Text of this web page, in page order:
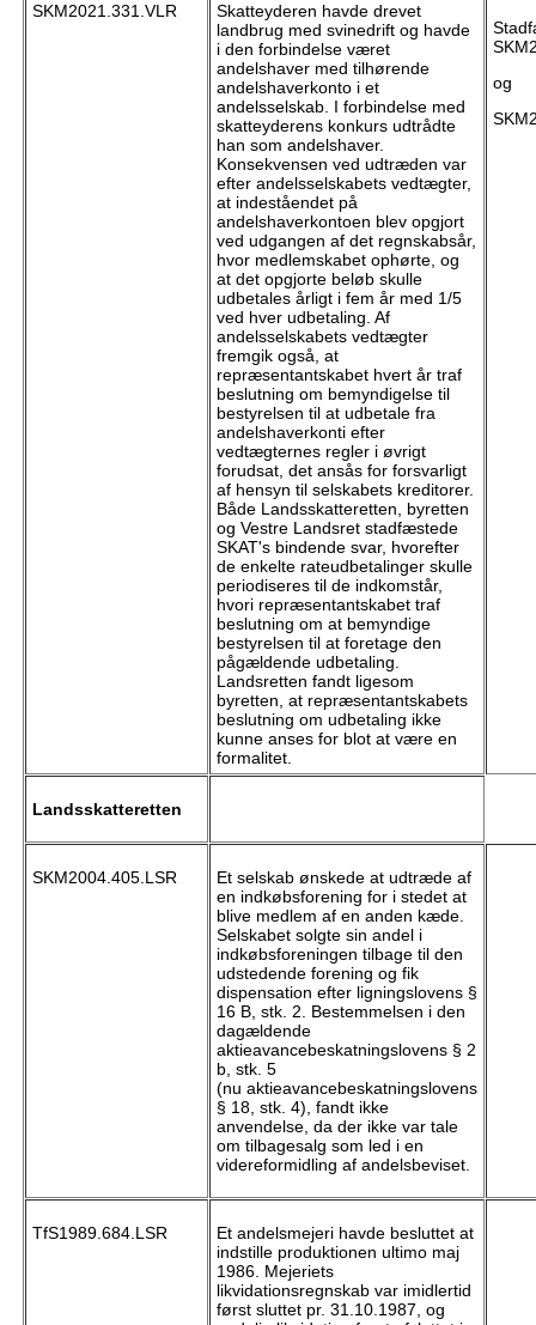
SKM2021.331.VLR
Skatteyderen havde drevet
landbrug med svinedrift og havde
i den forbindelse været
andelshaver med tilhørende
andelshaverkonto i et
andelsselskab. I forbindelse med
skatteyderens konkurs udtrådte
han som andelshaver.
Konsekvensen ved udtræden var
efter andelsselskabets vedtægter,
at indeståendet på
andelshaverkontoen blev opgjort
ved udgangen af det regnskabsår,
hvor medlemskabet ophørte, og
at det opgjorte beløb skulle
udbetales årligt i fem år med 1/5
ved hver udbetaling. Af
andelsselskabets vedtægter
fremgik også, at
repræsentantskabet hvert år traf
beslutning om bemyndigelse til
bestyrelsen til at udbetale fra
andelshaverkonti efter
vedtægternes regler i øvrigt
forudsat, det ansås for forsvarligt
af hensyn til selskabets kreditorer.
Både Landsskatteretten, byretten
og Vestre Landsret stadfæstede
SKAT's bindende svar, hvorefter
de enkelte rateudbetalinger skulle
periodiseres til de indkomstår,
hvori repræsentantskabet traf
beslutning om at bemyndige
bestyrelsen til at foretage den
pågældende udbetaling.
Landsretten fandt ligesom
byretten, at repræsentantskabets
beslutning om udbetaling ikke
kunne anses for blot at være en
formalitet.
og
Landsskatteretten
SKM2004.405.LSR
Et selskab ønskede at udtræde af
en indkøbsforening for i stedet at
blive medlem af en anden kæde.
Selskabet solgte sin andel i
indkøbsforeningen tilbage til den
udstedende forening og fik
dispensation efter ligningslovens §
16 B, stk. 2. Bestemmelsen i den
dagældende
aktieavancebeskatningslovens § 2
b, stk. 5
(nu aktieavancebeskatningslovens
§ 18, stk. 4), fandt ikke
anvendelse, da der ikke var tale
om tilbagesalg som led i en
videreformidling af andelsbeviset.
TfS1989.684.LSR
Et andelsmejeri havde besluttet at
indstille produktionen ultimo maj
1986. Mejeriets
likvidationsregnskab var imidlertid
først sluttet pr. 31.10.1987, og